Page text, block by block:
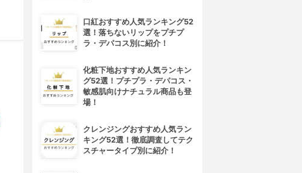
口紅おすすめ人気ランキング52
選！落ちないリップをプチプ
ラ・デパコス別に紹介！
化粧下地おすすめ人気ランキン
グ52選！プチプラ・デパコス・
敏感肌向けナチュラル商品も登
場！
クレンジングおすすめ人気ラン
キング52選！徹底調査してテク
スチャータイプ別に紹介！